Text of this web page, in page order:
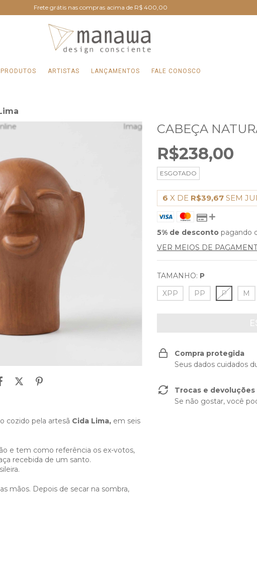
Frete grátis nas compras acima de R$ 400,00
PRODUTOS ARTISTAS LANÇAMENTOS FALE CONOSCO
cozido pela artesã Cida Lima, em seis
e tem como referência os ex-votos,
recebida de um santo.
mãos. Depois de secar na sombra,
CABEÇA
R$238,00
ESGOTADO
6 X DE R$39,67 SEM
5% de desconto pagando
VER MEIOS DE
TAMANHO: P
XPP
PP P M
Compra protegida
Seus dados cuidados
Trocas e devoluções
Se não gostar, você